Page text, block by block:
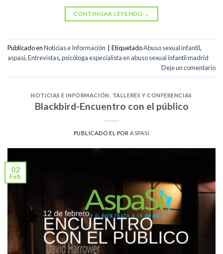
CONTINUAR LEYENDO →
Publicado enNoticias e Información EtiquetadoAbuso sexual infantil,
aspasi,Entrevistas,psicóloga especialista en abuso sexual infantil madrid
Deje un comentario
NOTICIAS E INFORMACIÓN TALLERES Y CONFERENCIAS
Blackbird-Encuentro con el público
PUBLICADO EL PORASPASI
02
Feb